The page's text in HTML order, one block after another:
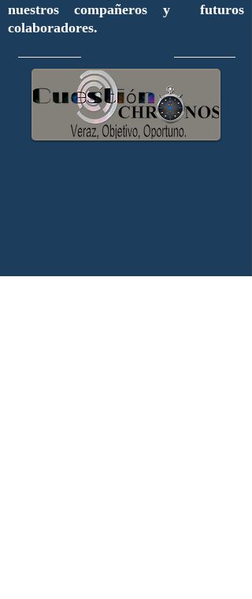
nuestros compañeros y futuros
colaboradores.